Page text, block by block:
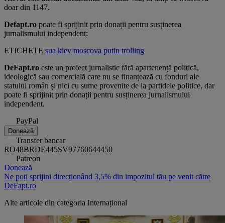
doar din 1147.
Defapt.ro poate fi sprijinit prin donații pentru susținerea
jurnalismului independent:
ETICHETE sua kiev moscova putin trolling
DeFapt.ro este un proiect jurnalistic fără apartenență politică,
ideologică sau comercială care nu se finanțează cu fonduri ale
statului român și nici cu sume provenite de la partidele politice, dar
poate fi sprijinit prin donații pentru susținerea jurnalismului
independent.
PayPal
Donează
Transfer bancar
RO48BRDE445SV97760644450
Patreon
Donează
Ne poți sprijini direcționând 3,5% din impozitul tău pe venit către
DeFapt.ro
Alte articole din categoria Internațional